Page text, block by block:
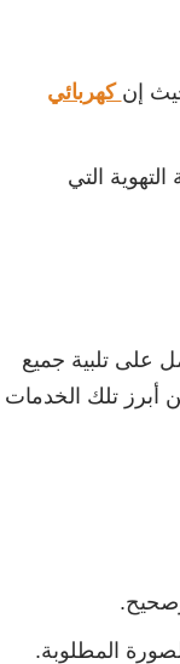
إن كهربائي
التي
على تلبية جميع
أبرز تلك الخدمات
المطلوبة.